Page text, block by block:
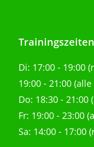
Trainingszeiten
Di: 17:00 - 19:00
19:00 - 21:00
Do: 18:30 - 21:00
Fr: 19:00 - 23:00
Sa: 14:00 - 17:00